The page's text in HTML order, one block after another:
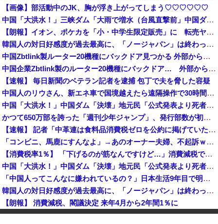
【画像】部活動中のJK、胸が浮き上がってしまう♡♡♡♡♡♡
中国「大洪水！」三峡ダム「大雨で増水（台風直撃前」中国ダム「緊急放流！」中国鉄道「列車が走行中に流される」中国避難所「支援物資は有料です」謎の勢力「え」→
【朗報】イオン、ポケカを「小・中学生限定販売」に 転売ヤー対策が大絶賛ｗｗｗ
韓国人の対日好感度が過去最高に、「ノージャパン」は終わった？＝ネット「中国より100倍いい」
中国Zbtlink製ルーター20機種にバックドア見つかる 外部から完全制御のおそれ
中国企業Zbtlink製のルーター20機種にバックドア… 外部から完全制御のおそれ
【速報】 毎日新聞のベテラン記者を逮捕 包丁で夫を脅した容疑
中国人のリウさん、新エネ車で国境越えたら遠隔操作で30時間ロックされる！
中国「大洪水！」中国ダム「決壊」地元民「公式発表より死者多い！」中国政府「住民拘束！（安否不明」中国当局「救助隊動画も削除」台風13号「三峡ダム接近中」→
かつて650万部を誇った「週刊少年ジャンプ」、発行部数が初の100万部割れ
【速報】 記者「中革連は食料品消費税ゼロを公約に掲げていたが？」→階猛氏「そ、それは財源確保という条件付き」
「コンビニ、馬鹿にすんなよ」→あのオーナー夫婦、不起訴ｗｗｗｗｗｗｗｗｗ
【消費税率1％】 「下げるのが筋なんですけど…」消費減税で値下がりする分と同じだけ商品を値上げして店頭価格を変えない店も
中国「大洪水！」中国ダム「決壊」地元民「公式発表より死者多い！」中国政府「住民拘束！（安否不明」中国当局「救助隊動画も削除」台風13号「三峡ダム接近中」→
「中国人ってこんなに嫌われているの？」日本生活9年目で明かす本心！
韓国人の対日好感度が過去最高に、「ノージャパン」は終わった？＝ネット「中国より100倍いい」
【朗報】 消費減税、閣議決定 来年4月から2年間1％に
【予算100万】 市長「特定外来生物クビアカは気持ち悪い虫だしそんな需要ないと思う」1匹300円相当の報奨金→初日に42万取られ焦り